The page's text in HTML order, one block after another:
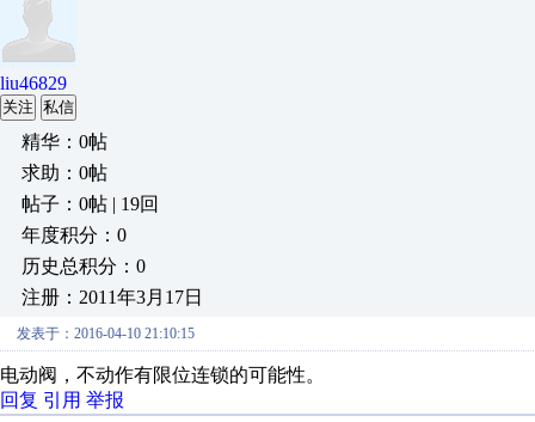
liu46829
关注 私信
精华：0帖
求助：0帖
帖子：0帖 | 19回
年度积分：0
历史总积分：0
注册：2011年3月17日
发表于：2016-04-10 21:10:15
电动阀，不动作有限位连锁的可能性。
回复 引用 举报